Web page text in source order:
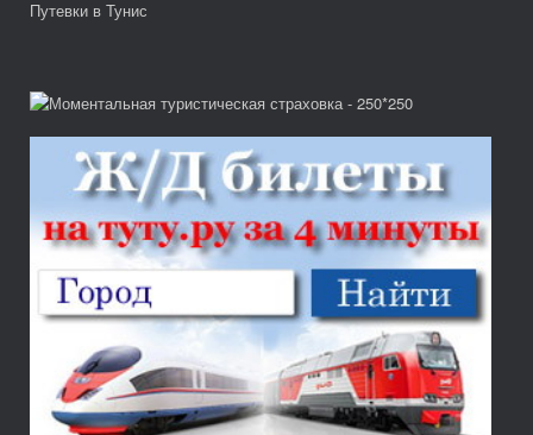
Путевки в Тунис